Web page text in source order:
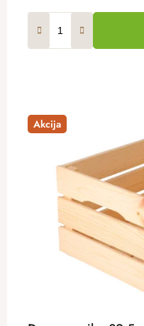
Akcija